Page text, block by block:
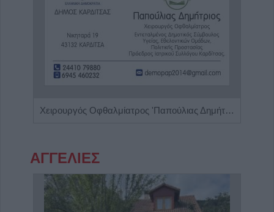
Χειρουργός Οφθαλμίατρος 'Παπούλιας Δημήτριος'
ΑΓΓΕΛΙΕΣ